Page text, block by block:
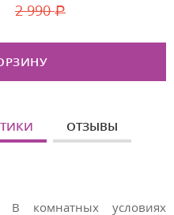
2 990
ОТЗЫВЫ
В комнатных условиях